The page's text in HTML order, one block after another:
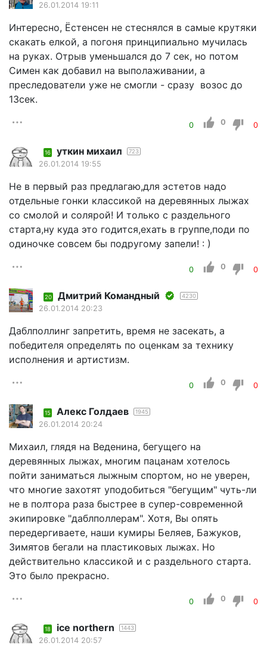
26.01.2014 19:11
Интересно, Ёстенсен не стеснялся в самые крутяки
скакать елкой, а погоня принципиально мучилась
на руках. Отрыв уменьшался до 7 сек, но потом
Симен как добавил на выполаживании, а
преследователи уже не смогли - сразу возос до
13сек.
0 0 0
16 уткин михаил 723
26.01.2014 19:55
Не в первый раз предлагаю,для эстетов надо
отдельные гонки классикой на деревянных лыжах
со смолой и солярой! И только с раздельного
старта,ну куда это годится,ехать в группе,поди по
одиночке совсем бы подругому запели! : )
0 0 0
20 Дмитрий Командный 4230
26.01.2014 20:23
Даблполлинг запретить, время не засекать, а
победителя определять по оценкам за технику
исполнения и артистизм.
0 0 0
15 Алекс Голдаев 1945
26.01.2014 20:24
Михаил, глядя на Веденина, бегущего на
деревянных лыжах, многим пацанам хотелось
пойти заниматься лыжным спортом, но не уверен,
что многие захотят уподобиться "бегущим" чуть-ли
не в полтора раза быстрее в супер-современной
экипировке "даблполлерам". Хотя, Вы опять
передергиваете, наши кумиры Беляев, Бажуков,
Зимятов бегали на пластиковых лыжах. Но
действительно классикой и с раздельного старта.
Это было прекрасно.
0 0 0
18 ice northern 1443
26.01.2014 20:57